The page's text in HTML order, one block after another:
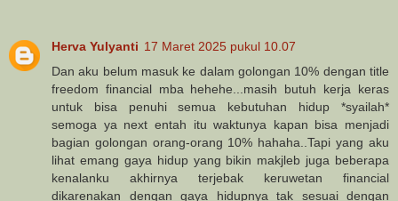
Herva Yulyanti 17 Maret 2025 pukul 10.07
Dan aku belum masuk ke dalam golongan 10% dengan title
freedom financial mba hehehe...masih butuh kerja keras
untuk bisa penuhi semua kebutuhan hidup *syailah*
semoga ya next entah itu waktunya kapan bisa menjadi
bagian golongan orang-orang 10% hahaha..Tapi yang aku
lihat emang gaya hidup yang bikin makjleb juga beberapa
kenalanku akhirnya terjebak keruwetan financial
dikarenakan dengan gaya hidupnya tak sesuai dengan